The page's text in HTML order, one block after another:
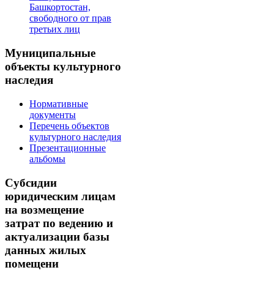
Башкортостан,
свободного от прав
третьих лиц
Муниципальные
объекты культурного
наследия
Нормативные
документы
Перечень объектов
культурного наследия
Презентационные
альбомы
Субсидии
юридическим лицам
на возмещение
затрат по ведению и
актуализации базы
данных жилых
помещени